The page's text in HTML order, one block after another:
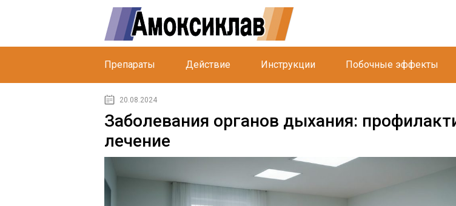
Препараты Действие Инструкции Побочные эффекты
20.08.2024
Заболевания органов дыхания:
лечение